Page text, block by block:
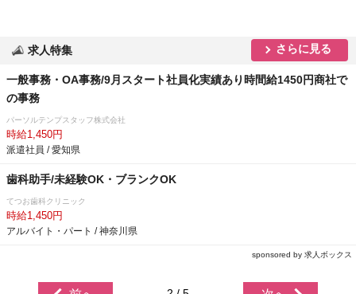
求人特集 さらに見る
一般事務・OA事務/9月スタート社員化実績あり時間給1450円商社で
の事務
パーソルテンプスタッフ株式会社
時給1,450円
派遣社員 / 愛知県
歯科助手/未経験OK・ブランクOK
てつお歯科クリニック
時給1,450円
アルバイト・パート / 神奈川県
sponsored by 求人ボックス